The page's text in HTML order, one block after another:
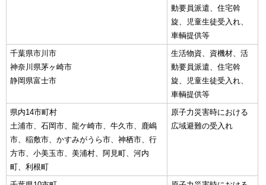
動要員派遣、住宅斡
旋、児童生徒受入れ、
車輌提供等
千葉県市川市
神奈川県茅ヶ崎市
静岡県富士市
生活物資、資機材、活
動要員派遣、住宅斡
旋、児童生徒受入れ、
車輌提供等
県内14市町村
土浦市、石岡市、龍ケ崎市、牛久市、鹿嶋
市、稲敷市、かすみがうら市、神栖市、行
方市、小美玉市、美浦村、阿見町、河内
町、利根町
原子力災害時における
広域避難の受入れ